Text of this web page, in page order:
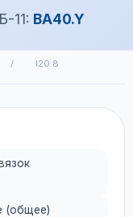
11: BA40.Y
/ I20.8
(общее)